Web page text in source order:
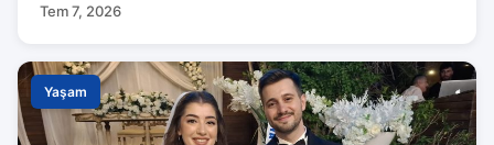
Tem 7, 2026
Yaşam